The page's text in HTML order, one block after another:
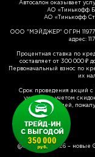
Автосалон оказывает
АО «Тинькофф
АО «Тинькофф
ООО "МЭЙДЖЕР" ОГРН
адрес:
Процентная ставка по
составляет от 300 000 ₽
Первоначальный взнос по
их
Срок проведения акций с
указаны с учетом
автомобилей,
@Copyright 2026 – новые